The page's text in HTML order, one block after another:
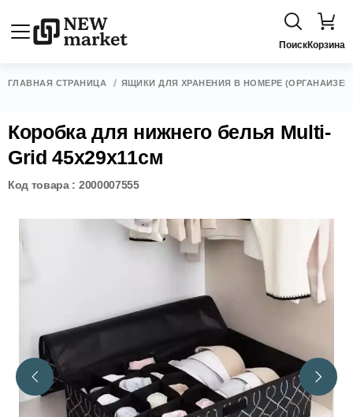
ПоискКорзина
ГЛАВНАЯ СТРАНИЦА ЯЩИКИ ДЛЯ ХРАНЕНИЯ В НОМЕРЕ
Коробка для нижнего белья Multi-
Grid 45x29x11см
Код товара : 2000007555